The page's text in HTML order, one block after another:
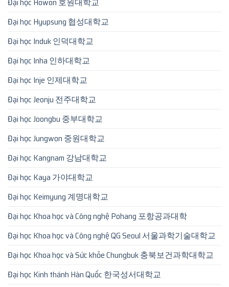
Đại học Hyupsung 협성대학교
Đại học Induk 인덕대학교
Đại học Inha 인하대학교
Đại học Inje 인제대학교
Đại học Jeonju 전주대학교
Đại học Joongbu 중부대학교
Đại học Jungwon 중원대학교
Đại học Kangnam 강남대학교
Đại học Kaya 가야대학교
Đại học Keimyung 계명대학교
Đại học Khoa học và Công nghệ Pohang 포항공과대학
Đại học Khoa học và Công nghệ QG Seoul 서울과학기술대학교
Đại học Khoa học và Sức khỏe Chungbuk 충북보건과학대학교
Đại học Kinh thánh Hàn Quốc 한국성서대학교